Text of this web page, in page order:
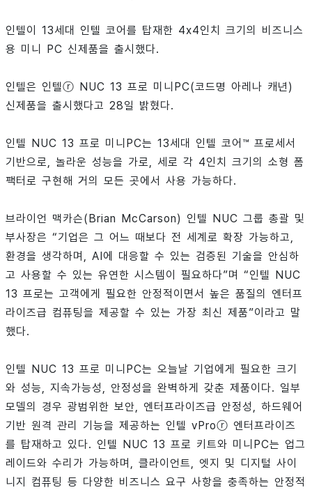
인텔이 13세대 인텔 코어를 탑재한 4x4인치 크기의 비즈니스
용 미니 PC 신제품을 출시했다.
인텔은 인텔ⓡ NUC 13 프로 미니PC(코드명 아레나 캐년)
신제품을 출시했다고 28일 밝혔다.
인텔 NUC 13 프로 미니PC는 13세대 인텔 코어™ 프로세서
기반으로, 놀라운 성능을 가로, 세로 각 4인치 크기의 소형 폼
팩터로 구현해 거의 모든 곳에서 사용 가능하다.
브라이언 맥카슨(Brian McCarson) 인텔 NUC 그룹 총괄 및
부사장은 “기업은 그 어느 때보다 전 세계로 확장 가능하고,
환경을 생각하며, AI에 대응할 수 있는 검증된 기술을 안심하
고 사용할 수 있는 유연한 시스템이 필요하다”며 “인텔 NUC
13 프로는 고객에게 필요한 안정적이면서 높은 품질의 엔터프
라이즈급 컴퓨팅을 제공할 수 있는 가장 최신 제품”이라고 말
했다.
인텔 NUC 13 프로 미니PC는 오늘날 기업에게 필요한 크기
와 성능, 지속가능성, 안정성을 완벽하게 갖춘 제품이다. 일부
모델의 경우 광범위한 보안, 엔터프라이즈급 안정성, 하드웨어
기반 원격 관리 기능을 제공하는 인텔 vProⓡ 엔터프라이즈
를 탑재하고 있다. 인텔 NUC 13 프로 키트와 미니PC는 업그
레이드와 수리가 가능하며, 클라이언트, 엣지 및 디지털 사이
니지 컴퓨팅 등 다양한 비즈니스 요구 사항을 충족하는 안정적